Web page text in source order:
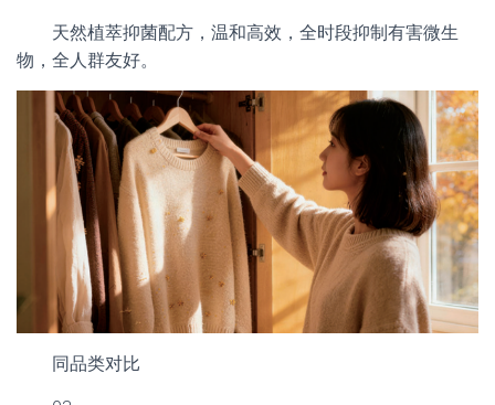
天然植萃抑菌配方，温和高效，全时段抑制有害微生
物，全人群友好。
同品类对比